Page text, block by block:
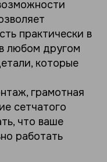
практически в
любом другом
которые
грамотная
сетчатого
что ваше
работать